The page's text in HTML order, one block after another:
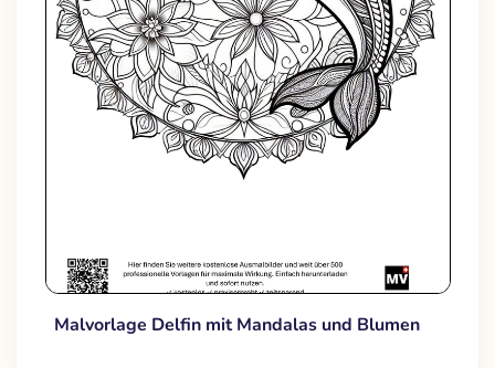
Malvorlage Delfin mit Mandalas und Blumen